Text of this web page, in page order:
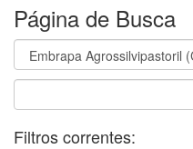
Página de Busca
Filtros correntes: